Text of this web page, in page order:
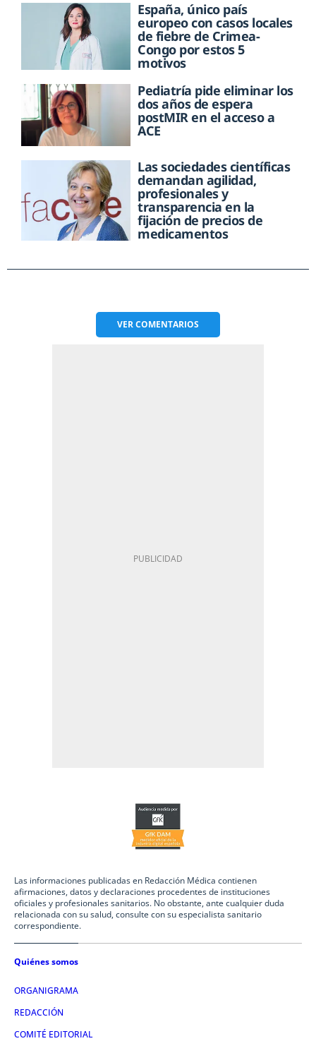
España, único país
europeo con casos locales
de fiebre de Crimea-
Congo por estos 5
motivos
Pediatría pide eliminar los
dos años de espera
postMIR en el acceso a
ACE
Las sociedades científicas
demandan agilidad,
profesionales y
transparencia en la
fijación de precios de
medicamentos
VERCOMENTARIOS
Las informaciones publicadas en Redacción Médica contienen
afirmaciones, datos y declaraciones procedentes de instituciones
oficiales y profesionales sanitarios. No obstante, ante cualquier duda
relacionada con su salud, consulte con su especialista sanitario
correspondiente.
Quiénes somos
ORGANIGRAMA
REDACCIÓN
COMITÉ EDITORIAL